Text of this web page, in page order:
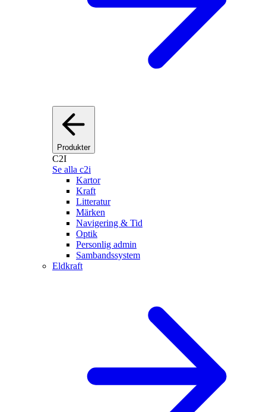
Produkter
C2I
Se alla c2i
Kartor
Kraft
Litteratur
Märken
Navigering & Tid
Optik
Personlig admin
Sambandssystem
Eldkraft